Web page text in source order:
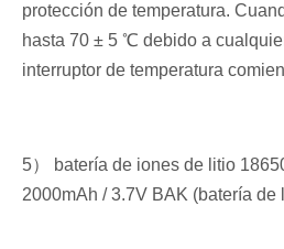
protección de temperatura.
hasta 70 ± 5 ℃ debido a
interruptor de temperatura
5） batería de iones de litio
2000mAh / 3.7V BAK (batería de